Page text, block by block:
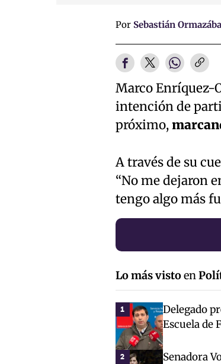
Por Sebastián
Marco Enríquez-
intención de
próximo,
A través de su
“No me dejaron
tengo algo más
Lo más vistoen
1
Delegado
Escuela de
2
Senadora